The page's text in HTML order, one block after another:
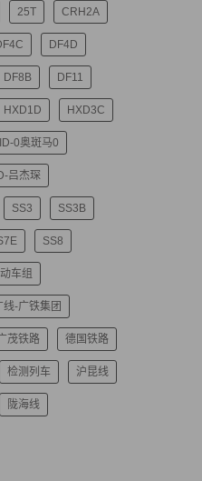
25T CRH2A
DF4D
DF8B DF11
HXD1D HXD3C
ID-0奥斑马0
吕杰琛
SS3 SS3B
SS8
车组
线-广铁集团
茂铁路 德国铁路
检测列车 沪昆线
陇海线